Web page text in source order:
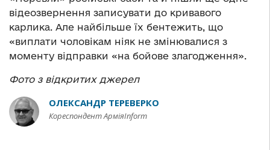
відеозвернення записувати до кривавого
карлика. Але найбільше їх бентежить, що
«виплати чоловікам ніяк не змінювалися з
моменту відправки «на бойове злагодження».
Фото з відкритих джерел
ОЛЕКСАНДР ТЕРЕВЕРКО
Кореспондент АрміяInform